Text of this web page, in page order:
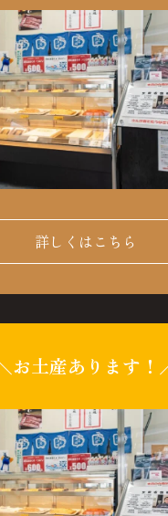
詳しくはこちら
お土産あります！